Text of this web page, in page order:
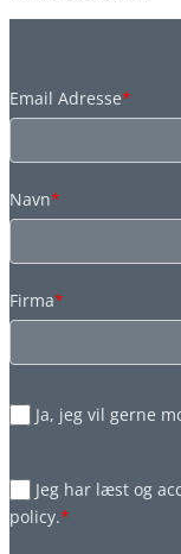
Email Adresse*
Navn*
Firma*
Ja, jeg vil gerne
Jeg har læst og
policy.*